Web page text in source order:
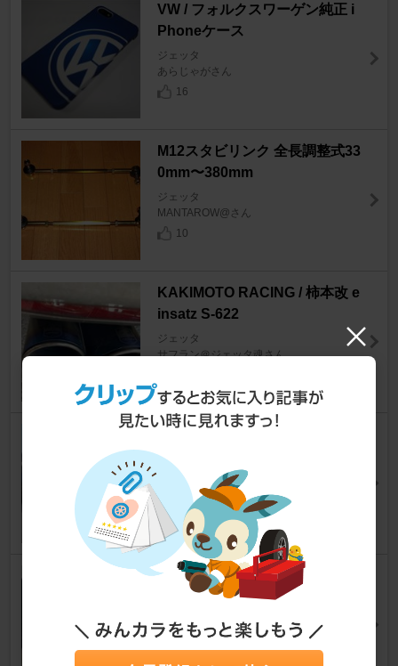
VW / フォルクスワーゲン純正 i
Phoneケース
ジェッタ
あらじゃがさん
16
M12スタビリンク 全長調整式33
0mm〜380mm
ジェッタ
MANTAROW@さん
10
KAKIMOTO RACING / 柿本改 e
insatz S-622
ジェッタ
サフラン＠ジェッタ魂さん
ジェッタ
う～＠０５０２さん
NITTO NT555 G2 225/40R18
17